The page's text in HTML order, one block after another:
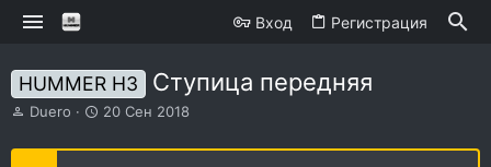
Вход Регистрация
HUMMER H3 Ступица передняя
А
т
Duero
Д
т
20 Сен 2018